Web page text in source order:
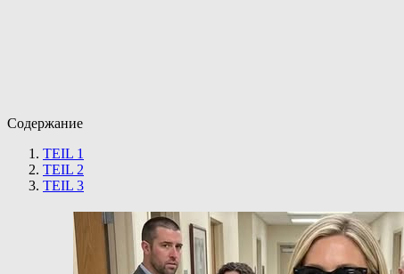
Содержание
TEIL 1
TEIL 2
TEIL 3